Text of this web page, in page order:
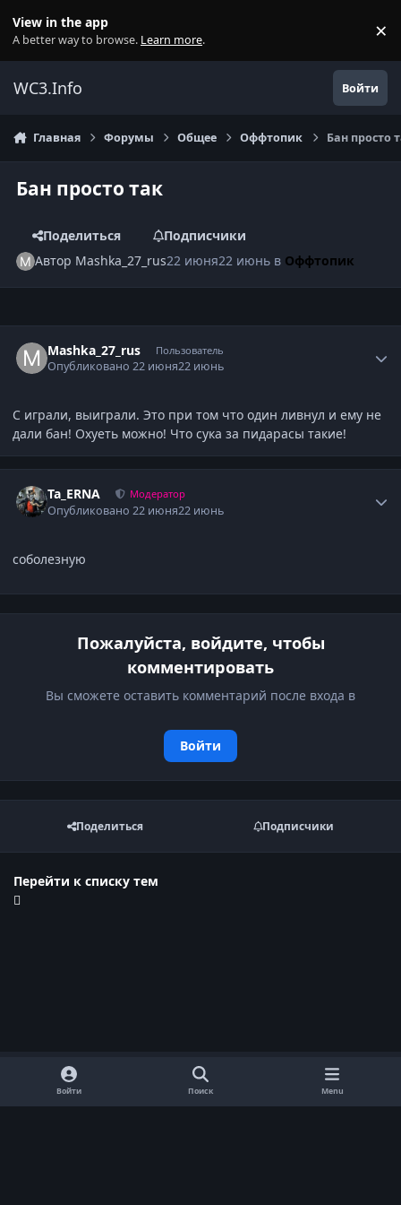
View in the app
A better way to browse. Learn more. ×
WC3.Info Войти
Главная Форумы Общее Оффтопик Бан просто
Бан просто так
Поделиться
Подписчики
Автор Mashka_27_rus22 июня22 июнь в Оффтопик
Mashka_27_rus Пользователь
Опубликовано22 июня22 июнь
С играли, выиграли. Это при том что один ливнул и ему не
дали бан! Охуеть можно! Что сука за пидарасы такие!
Ta_ERNA Модератор
Опубликовано22 июня22 июнь
соболезную
Пожалуйста, войдите, чтобы
комментировать
Вы сможете оставить комментарий после входа в
Войти
Поделиться Подписчики
Перейти к списку тем
Обратная связь Cookie-файлы
Договор оферты
Войти Поиск Menu